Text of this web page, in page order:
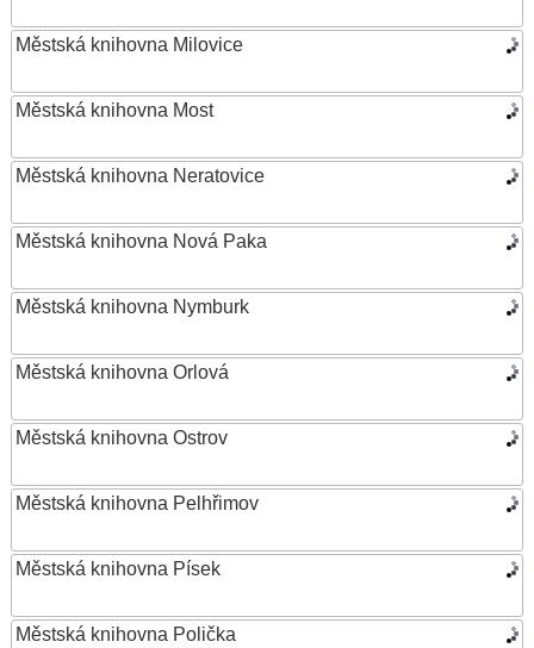
Městská knihovna Milovice
Městská knihovna Most
Městská knihovna Neratovice
Městská knihovna Nová Paka
Městská knihovna Nymburk
Městská knihovna Orlová
Městská knihovna Ostrov
Městská knihovna Pelhřimov
Městská knihovna Písek
Městská knihovna Polička